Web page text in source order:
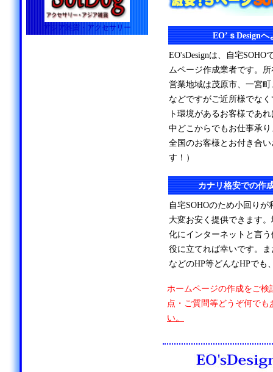
EO’ｓDesign
EO'sDesignは、自宅SOHO
ムページ作成業者です。
営業地域は茂原市、一宮
などですがご近所様でな
ト環境があるお客様であ
中どこからでもお仕事承
全国のお客様とお付き合
す！）
カナリ格安での作
自宅SOHOのため小回り
大変お安く提供できます
化にインターネットと言
役に立てれば幸いです。
などのHP等どんなHPでも
ホームページの作成をご検
点・ご質問等どうぞ何でも
い。
アジア雑貨・アクセサリー